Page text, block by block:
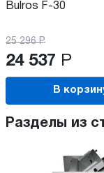
Bulros F-30
25 296 Р
24 537 Р
В
Разделы из